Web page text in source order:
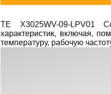
TE X3025WV-09-LPV01
характеристик, включая,
температуру, рабочую